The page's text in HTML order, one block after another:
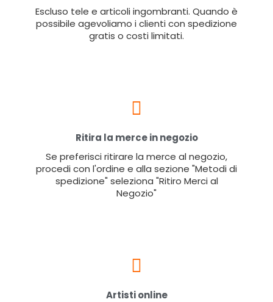
Escluso tele e articoli ingombranti. Quando è
possibile agevoliamo i clienti con spedizione
gratis o costi limitati.
Ritira la merce in negozio
Se preferisci ritirare la merce al negozio,
procedi con l'ordine e alla sezione "Metodi di
spedizione" seleziona "Ritiro Merci al
Negozio"
Artisti online